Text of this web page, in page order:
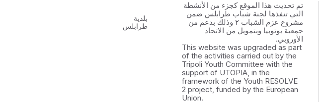
تم تحديث هذا الموقع كجزء من الأنشطة
التي تنفذها لجنة شباب طرابلس ضمن
مشروع عزم الشباب ٢ وذلك بدعم من
جمعية يوتوبيا وبتمويل من الاتحاد
الأوروبي.
This website was upgraded as part
of the activities carried out by the
Tripoli Youth Committee with the
support of UTOPIA, in the
framework of the Youth RESOLVE
2 project, funded by the European
Union.
بلدية
طرابلس